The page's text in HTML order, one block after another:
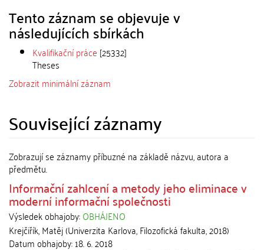
Tento záznam se objevuje v
následujících sbírkách
Kvalifikační práce [25332]
Theses
Zobrazit minimální záznam
Související záznamy
Zobrazují se záznamy příbuzné na základě názvu, autora a
předmětu.
Informační zahlcení a metody jeho eliminace v
moderní informační společnosti
Výsledek obhajoby:OBHÁJENO
Krejčiřík, Matěj(Univerzita Karlova, Filozofická fakulta,2018)
Datum obhajoby:18. 6. 2018